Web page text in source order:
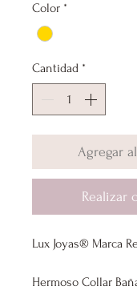
Color *
Cantidad *
Agregar
Realizar
Lux Joyas® Marca
Hermoso Collar